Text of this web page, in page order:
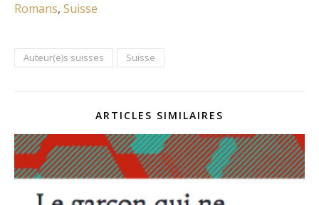
Romans, Suisse
Auteur(e)s suisses Suisse
ARTICLES SIMILAIRES